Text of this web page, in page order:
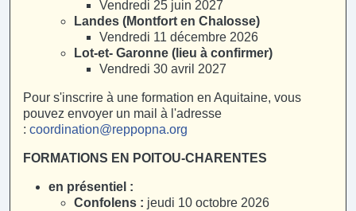
Vendredi 25 juin 2027
Landes (Montfort en Chalosse)
Vendredi 11 décembre 2026
Lot-et- Garonne (lieu à confirmer)
Vendredi 30 avril 2027
Pour s'inscrire à une formation en Aquitaine, vous
pouvez envoyer un mail à l'adresse
: coordination@reppopna.org
FORMATIONS EN POITOU-CHARENTES
en présentiel :
Confolens : jeudi 10 octobre 2026